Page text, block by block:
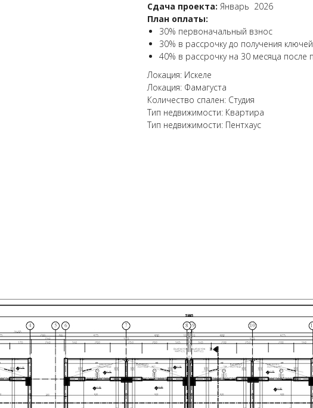
Сдача проекта: Январь 2026
План оплаты:
30% первоначальный взнос
30% в рассрочку до получения ключей
40% в рассрочку на 30 месяца после
Локация: Искеле
Локация: Фамагуста
Количество спален: Студия
Тип недвижимости: Квартира
Тип недвижимости: Пентхаус